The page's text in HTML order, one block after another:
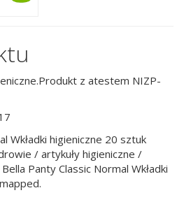
z atestem NIZP-
Wkładki higieniczne 20 sztuk
/ artykuły higieniczne /
Panty Classic Normal Wkładki